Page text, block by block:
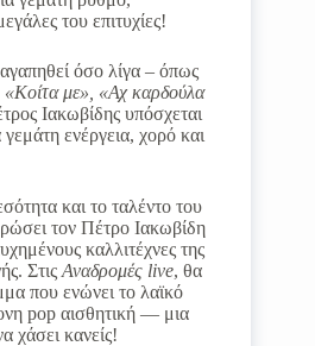
του επιτυχίες!
όσο λίγα – όπως
με», «Αχ καρδούλα
Ιακωβίδης υπόσχεται
ενέργεια, χορό και
και το ταλέντο του
τον Πέτρο Ιακωβίδη
καλλιτέχνες της
Στις Αναδρομές live, θα
που ενώνει το λαϊκό
pop αισθητική — μια
χάσει κανείς!